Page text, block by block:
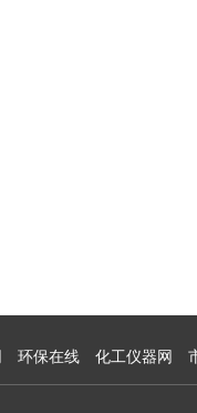
环保在线 化工仪器网